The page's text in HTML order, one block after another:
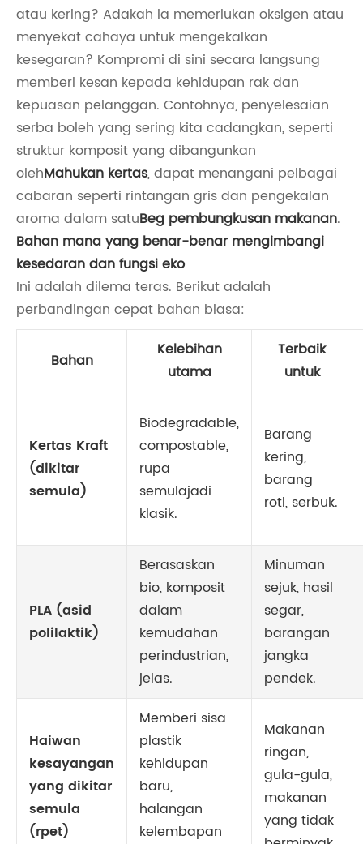
atau kering? Adakah ia memerlukan oksigen atau
menyekat cahaya untuk mengekalkan
kesegaran? Kompromi di sini secara langsung
memberi kesan kepada kehidupan rak dan
kepuasan pelanggan. Contohnya, penyelesaian
serba boleh yang sering kita cadangkan, seperti
struktur komposit yang dibangunkan
olehMahukan kertas, dapat menangani pelbagai
cabaran seperti rintangan gris dan pengekalan
aroma dalam satuBeg pembungkusan makanan.
Bahan mana yang benar-benar mengimbangi
kesedaran dan fungsi eko
Ini adalah dilema teras. Berikut adalah
perbandingan cepat bahan biasa:
Bahan
Kelebihan
utama
Terbaik
untuk
Kertas Kraft
(dikitar
semula)
Biodegradable,
compostable,
rupa
semulajadi
klasik.
Barang
kering,
barang
roti, serbuk.
PLA (asid
polilaktik)
Berasaskan
bio, komposit
dalam
kemudahan
perindustrian,
jelas.
Minuman
sejuk, hasil
segar,
barangan
jangka
pendek.
Haiwan
kesayangan
yang dikitar
semula
(rpet)
Memberi sisa
plastik
kehidupan
baru,
halangan
kelembapan
Makanan
ringan,
gula-gula,
makanan
yang tidak